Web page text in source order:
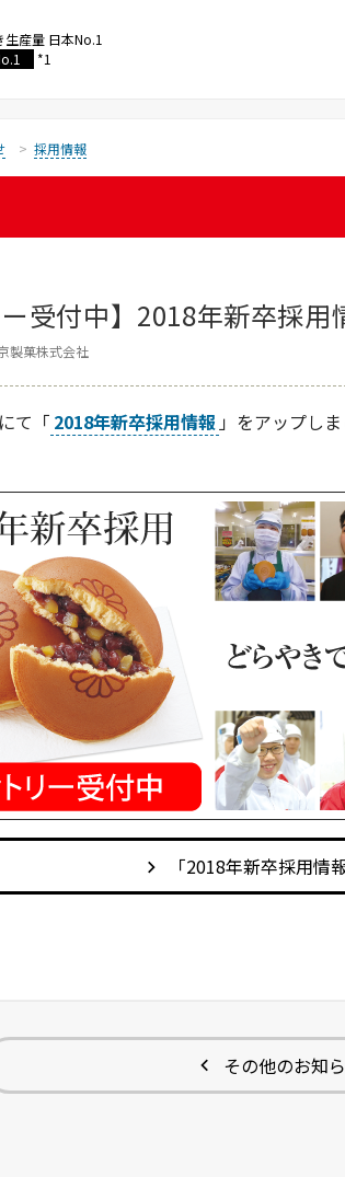
生産量日本No.1
*1
採用情報
ー受付中】2018年新卒採用
製菓株式会社
にて「 2018年新卒採用情報 」をアップし
「2018年新卒採用情
その他のお知